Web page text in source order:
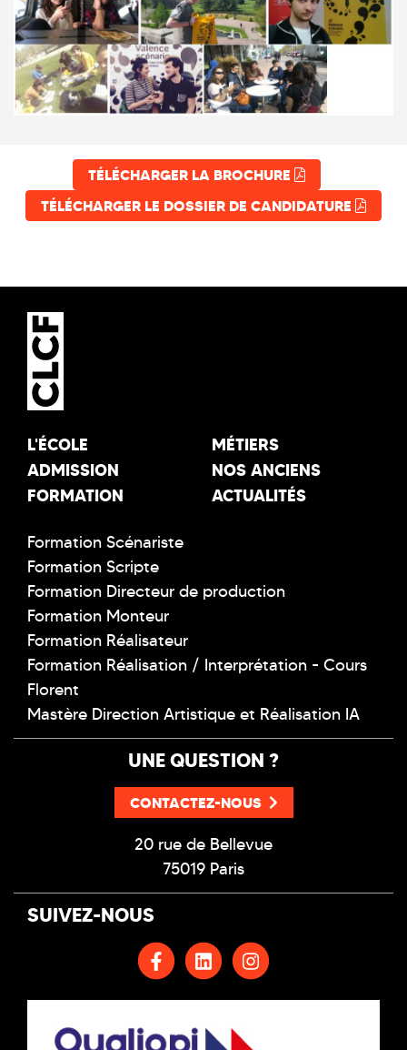
TÉLÉCHARGER LA BROCHURE
TÉLÉCHARGER LE DOSSIER DE CANDIDATURE
L'ÉCOLE
ADMISSION
FORMATION
MÉTIERS
NOS ANCIENS
ACTUALITÉS
Formation Scénariste
Formation Scripte
Formation Directeur de production
Formation Monteur
Formation Réalisateur
Formation Réalisation / Interprétation - Cours
Florent
Mastère Direction Artistique et Réalisation IA
UNE QUESTION ?
CONTACTEZ-NOUS
20 rue de Bellevue
75019 Paris
SUIVEZ-NOUS